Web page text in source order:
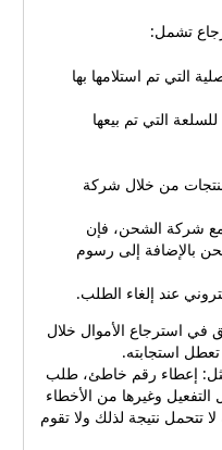
تشمل:
التي تم استلامها بها
التي تم بيعها
من خلال شركة
مع شركة الشحن، فإن
بالإضافة إلى رسوم
عند إلغاء الطلب.
في استرجاع الأموال خلال
إعطاء رقم خاطئ، طلب
التفعيل وغيرها من الأخطاء
تتحمل نتيجة لذلك ولا تقوم